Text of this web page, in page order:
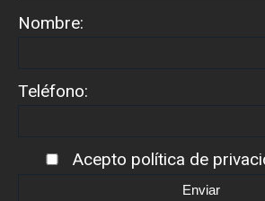
Nombre:
Teléfono:
Acepto política de